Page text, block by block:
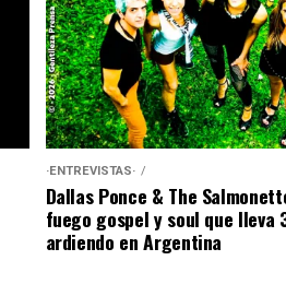
·ENTREVISTAS·
Dallas Ponce & The
fuego gospel y soul que lleva
ardiendo en Argentina